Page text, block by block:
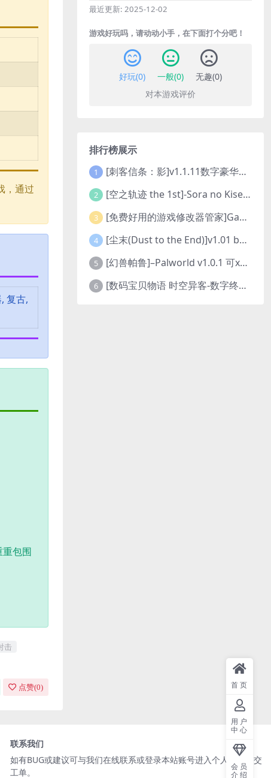
，通过
复古,
包围
击
点赞(0)
最近更新: 2025-12-02
游戏好玩吗，请动动小手，在下面打个分吧！
好玩(0) 一般(0) 无趣(0)
对本游戏评价
排行榜展示
1 [刺客信条：影]v1.1.11数字豪华版全DLC
2 [空之轨迹 the 1st]-Sora no Kiseki the 1st-更新至v1.06.4-全DLC
3 [免费好用的游戏修改器管家]Game Cheats Manager
4 [尘末(Dust to the End)]v1.01 build9321107
5 [幻兽帕鲁]–Palworld v1.0.1 可xbox联机
6 [数码宝贝物语 时空异客-数字终极版]- Digimon Story Time Stranger-Build.23514637
联系我们
如有BUG或建议可与我们在线联系或登录本站账号进入个人中心提交
工单。
首页
用户
中心
会员
介绍